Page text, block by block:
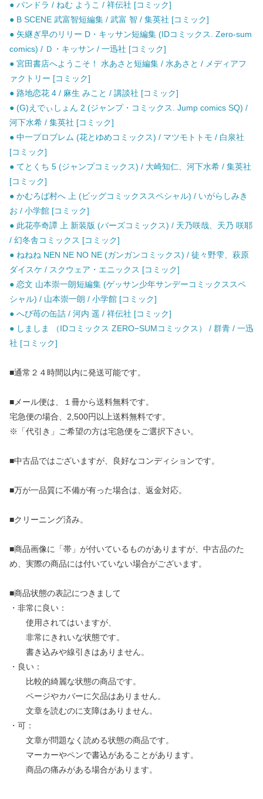
● パンドラ / ねむ ようこ / 祥伝社 [コミック]
● B SCENE 武富智短編集 / 武富 智 / 集英社 [コミック]
● 矢継ぎ早のリリー D・キッサン短編集 (IDコミックス. Zero-sum
comics) / Ｄ・キッサン / 一迅社 [コミック]
● 宮田書店へようこそ！ 水あさと短編集 / 水あさと / メディアフ
ァクトリー [コミック]
● 路地恋花 4 / 麻生 みこと / 講談社 [コミック]
● (G)えでぃしょん 2 (ジャンプ・コミックス. Jump comics SQ) /
河下水希 / 集英社 [コミック]
● 中一プロブレム (花とゆめコミックス) / マツモトトモ / 白泉社
[コミック]
● てとくち 5 (ジャンプコミックス) / 大崎知仁、河下水希 / 集英社
[コミック]
● かむろば村へ 上 (ビッグコミックススペシャル) / いがらしみき
お / 小学館 [コミック]
● 此花亭奇譚 上 新装版 (バーズコミックス) / 天乃咲哉、天乃 咲耶
/ 幻冬舎コミックス [コミック]
● ねねね NEN NE NO NE (ガンガンコミックス) / 徒々野雫、萩原
ダイスケ / スクウェア・エニックス [コミック]
● 恋文 山本崇一朗短編集 (ゲッサン少年サンデーコミックススペ
シャル) / 山本崇一朗 / 小学館 [コミック]
● へび苺の缶詰 / 河内 遥 / 祥伝社 [コミック]
● しましま （IDコミックス ZERO−SUMコミックス） / 群青 / 一迅
社 [コミック]
■通常２４時間以内に発送可能です。
■メール便は、１冊から送料無料です。
宅急便の場合、2,500円以上送料無料です。
※「代引き」ご希望の方は宅急便をご選択下さい。
■中古品ではございますが、良好なコンディションです。
■万が一品質に不備が有った場合は、返金対応。
■クリーニング済み。
■商品画像に「帯」が付いているものがありますが、中古品のた
め、実際の商品には付いていない場合がございます。
■商品状態の表記につきまして
・非常に良い：
使用されてはいますが、
非常にきれいな状態です。
書き込みや線引きはありません。
・良い：
比較的綺麗な状態の商品です。
ページやカバーに欠品はありません。
文章を読むのに支障はありません。
・可：
文章が問題なく読める状態の商品です。
マーカーやペンで書込があることがあります。
商品の痛みがある場合があります。